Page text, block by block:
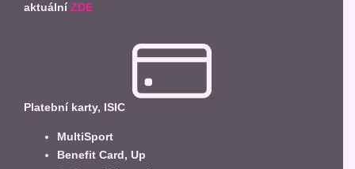
aktuální ZDE
Platební karty, ISIC
MultiSport
Benefit Card, Up